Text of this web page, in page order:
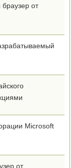
от
Microsoft
от